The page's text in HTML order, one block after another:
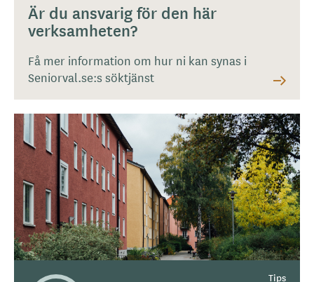
Är du ansvarig för den här
verksamheten?
Få mer information om hur ni kan synas i
Seniorval.se:s söktjänst